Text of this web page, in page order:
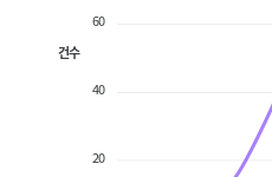
60
40
20
건수